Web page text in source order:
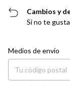
Cambios y
Si no te
Entregas para el CP:
Medios de envío